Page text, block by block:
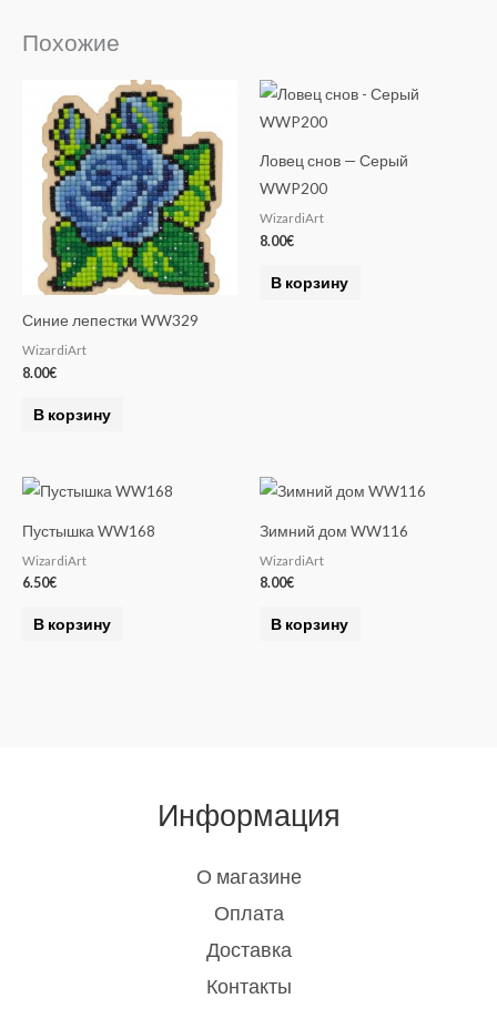
a
t
i
v
e
:
Похожие
Синие лепестки WW329
WizardiArt
8.00€
В корзину
Ловец снов — Серый
WWP200
WizardiArt
8.00€
В корзину
Пустышка WW168
WizardiArt
6.50€
В корзину
Зимний дом WW116
WizardiArt
8.00€
В корзину
Информация
О магазине
Оплата
Доставка
Контакты